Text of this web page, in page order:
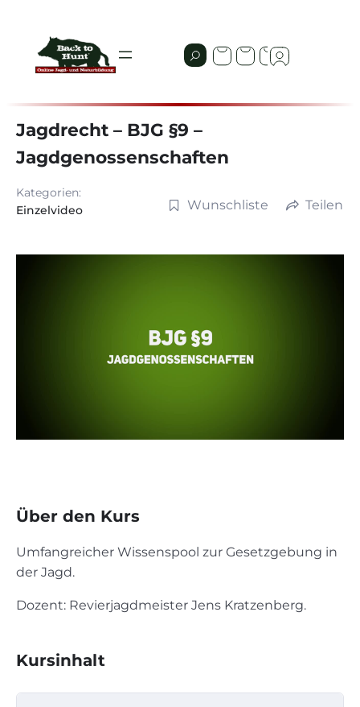
Jagdrecht – BJG §9 –
Jagdgenossenschaften
Kategorien:
Einzelvideo
Wunschliste Teilen
Über den Kurs
Umfangreicher Wissenspool zur Gesetzgebung in
der Jagd.
Dozent: Revierjagdmeister Jens Kratzenberg.
Kursinhalt